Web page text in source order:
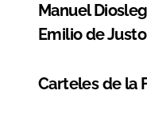
Manuel
Emilio de Justo
Carteles de la